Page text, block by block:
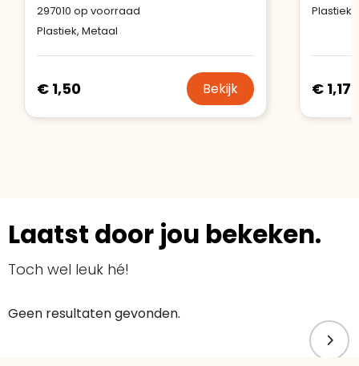
297010 op voorraad
Plastiek, Metaal
€ 1,50 Bekijk
Plastiek,
€ 1,17
Laatst door jou bekeken.
Toch wel leuk hé!
Geen resultaten gevonden.